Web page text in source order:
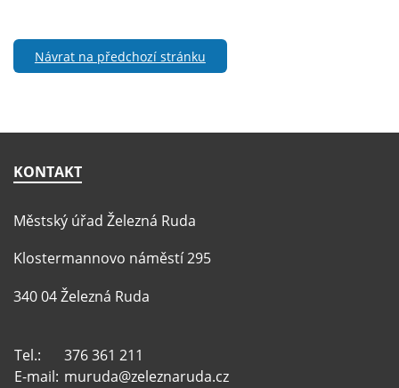
Návrat na předchozí stránku
KONTAKT
Městský úřad Železná Ruda
Klostermannovo náměstí 295
340 04 Železná Ruda
Tel.:
376 361 211
E-mail: muruda@zeleznaruda.cz